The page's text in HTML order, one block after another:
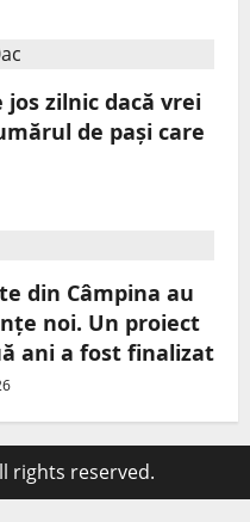
zilnic dacă vrei
de pași care
din Câmpina au
noi. Un proiect
ani a fost finalizat
rights reserved.